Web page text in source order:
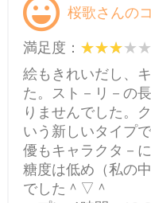
桜歌さんの
満足度：
絵もきれいだし、
た。スト－リ－の
りませんでした。
いう新しいタイプ
優もキャラクタ－
糖度は低め（私の
でした＾▽＾